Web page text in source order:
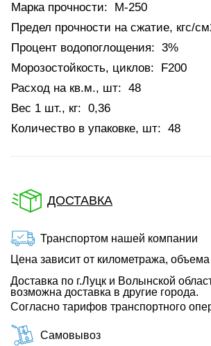
Марка прочности:
М-250
Предел прочности на сжатие, кгс/
Процент водопоглощения: 3%
Морозостойкость, циклов:
F200
Расход на кв.м., шт: 48
Вес 1 шт., кг: 0,36
Количество в упаковке, шт: 48
ДОСТАВКА
Транспортом нашей компании
Цена зависит от километража,
Доставка по г.Луцк и Волынской
возможна доставка в другие города.
Согласно тарифов транспортного
Самовывоз